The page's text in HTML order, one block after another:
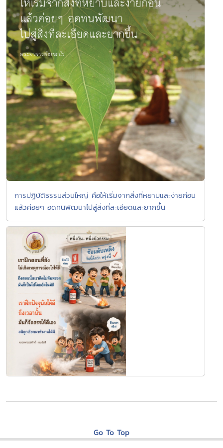
การปฏิบัติธรรมส่วนใหญ่ คือให้เริ่มจากสิ่งที่หยาบและง่ายก่อน
แล้วค่อยๆ อดทนพัฒนาไปสู่สิ่งที่ละเอียดและยากขึ้น
Go To Top